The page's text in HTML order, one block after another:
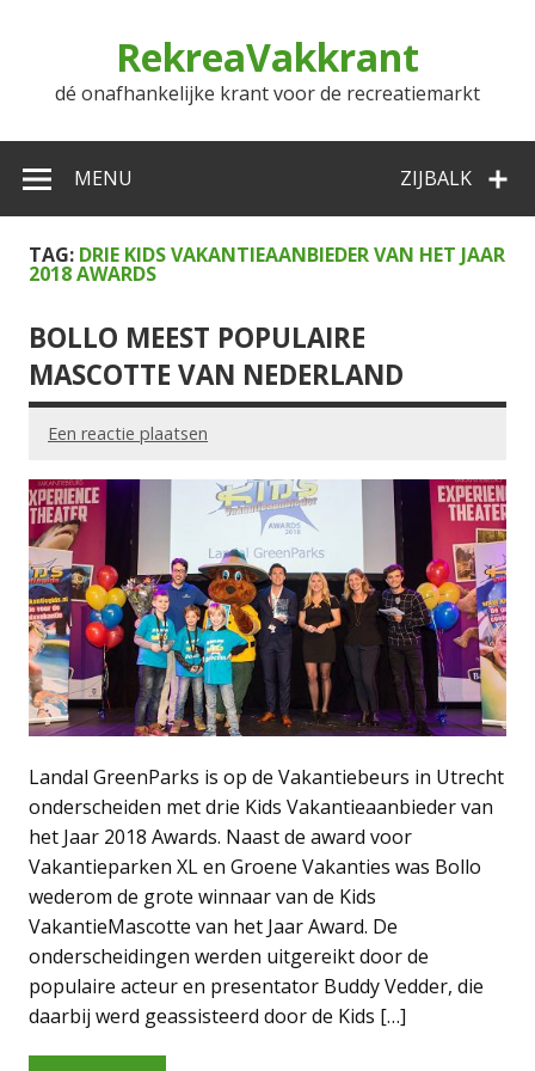
RekreaVakkrant
dé onafhankelijke krant voor de recreatiemarkt
ZIJBALK
MENU
TAG: DRIE KIDS VAKANTIEAANBIEDER VAN HET JAAR
2018 AWARDS
BOLLO MEEST POPULAIRE
MASCOTTE VAN NEDERLAND
Een reactie plaatsen
Landal GreenParks is op de Vakantiebeurs in Utrecht
onderscheiden met drie Kids Vakantieaanbieder van
het Jaar 2018 Awards. Naast de award voor
Vakantieparken XL en Groene Vakanties was Bollo
wederom de grote winnaar van de Kids
VakantieMascotte van het Jaar Award. De
onderscheidingen werden uitgereikt door de
populaire acteur en presentator Buddy Vedder, die
daarbij werd geassisteerd door de Kids […]